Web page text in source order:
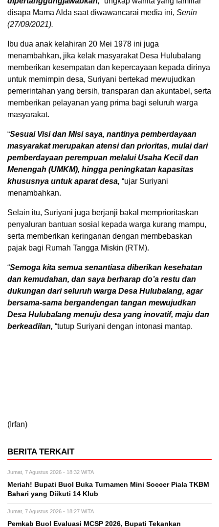
disapa Mama Alda saat diwawancarai media ini, Senin
(27/09/2021).
Ibu dua anak kelahiran 20 Mei 1978 ini juga
menambahkan, jika kelak masyarakat Desa Hulubalang
memberikan kesempatan dan kepercayaan kepada dirinya
untuk memimpin desa, Suriyani bertekad mewujudkan
pemerintahan yang bersih, transparan dan akuntabel, serta
memberikan pelayanan yang prima bagi seluruh warga
masyarakat.
“Sesuai Visi dan Misi saya, nantinya pemberdayaan
masyarakat merupakan atensi dan prioritas, mulai dari
pemberdayaan perempuan melalui Usaha Kecil dan
Menengah (UMKM), hingga peningkatan kapasitas
khususnya untuk aparat desa, “ujar Suriyani
menambahkan.
Selain itu, Suriyani juga berjanji bakal memprioritaskan
penyaluran bantuan sosial kepada warga kurang mampu,
serta memberikan keringanan dengan membebaskan
pajak bagi Rumah Tangga Miskin (RTM).
“Semoga kita semua senantiasa diberikan kesehatan
dan kemudahan, dan saya berharap do’a restu dan
dukungan dari seluruh warga Desa Hulubalang, agar
bersama-sama bergandengan tangan mewujudkan
Desa Hulubalang menuju desa yang inovatif, maju dan
berkeadilan, “tutup Suriyani dengan intonasi mantap.
(Irfan)
BERITA TERKAIT
Jumat, 7 Agustus 2026 - 18:32 WITA
Meriah! Bupati Buol Buka Turnamen Mini Soccer Piala TKBM
Bahari yang Diikuti 14 Klub
Jumat, 7 Agustus 2026 - 18:27 WITA
Pemkab Buol Evaluasi MCSP 2026, Bupati Tekankan